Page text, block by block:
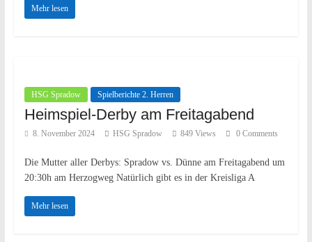
Mehr lesen
HSG Spradow Spielberichte 2. Herren
Heimspiel-Derby am Freitagabend
8. November 2024 HSG Spradow 849 Views 0 Comments
Die Mutter aller Derbys: Spradow vs. Dünne am Freitagabend um
20:30h am Herzogweg Natürlich gibt es in der Kreisliga A
Mehr lesen